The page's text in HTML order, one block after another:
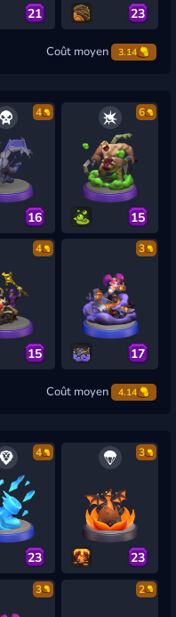
21 23
Coût moyen 3.14
4
16
6
15
4
15
3
17
Coût moyen 4.14
4
23
3
23
3 2